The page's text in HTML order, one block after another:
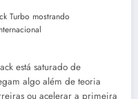
está saturado de
algo além de teoria
ou acelerar a primeira